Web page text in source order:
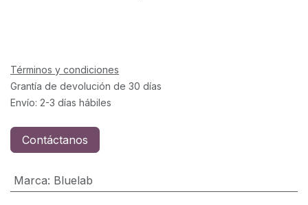
Términos y condiciones
Grantía de devolución de 30 días
Envío: 2-3 días hábiles
Contáctanos
Marca: Bluelab